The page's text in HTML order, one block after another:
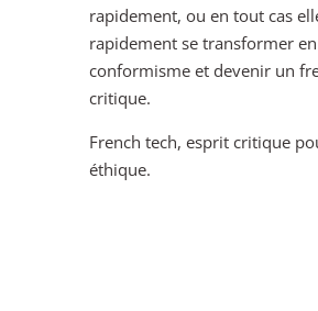
rapidement, ou en tout cas
rapidement se transformer en
conformisme et devenir un
critique.
French tech, esprit critique
éthique.